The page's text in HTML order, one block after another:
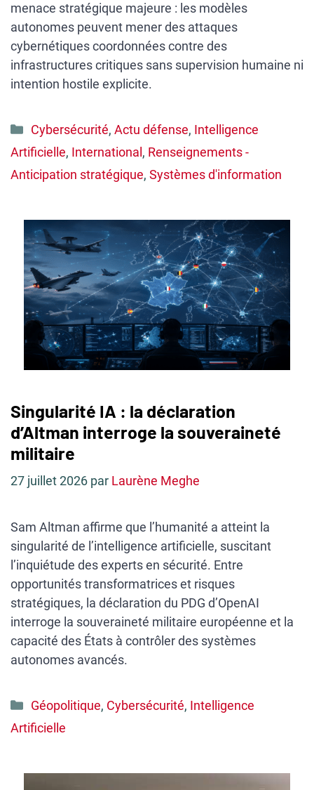
menace stratégique majeure : les modèles
autonomes peuvent mener des attaques
cybernétiques coordonnées contre des
infrastructures critiques sans supervision humaine ni
intention hostile explicite.
Catégories
Cybersécurité, Actu défense, Intelligence
Artificielle, International , Renseignements -
Anticipation stratégique, Systèmes d'information
Singularité IA : la déclaration
d’Altman interroge la souveraineté
militaire
27 juillet 2026 par Laurène Meghe
Sam Altman affirme que l’humanité a atteint la
singularité de l’intelligence artificielle, suscitant
l’inquiétude des experts en sécurité. Entre
opportunités transformatrices et risques
stratégiques, la déclaration du PDG d’OpenAI
interroge la souveraineté militaire européenne et la
capacité des États à contrôler des systèmes
autonomes avancés.
Catégories
Géopolitique, Cybersécurité, Intelligence
Artificielle